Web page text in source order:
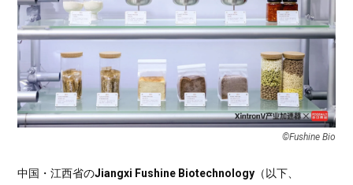
©Fushine Bio
中国・江西省のJiangxi Fushine Biotechnology （以下、